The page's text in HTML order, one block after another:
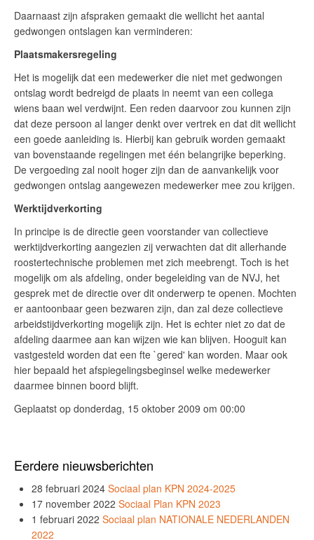
Daarnaast zijn afspraken gemaakt die wellicht het aantal
gedwongen ontslagen kan verminderen:
Plaatsmakersregeling
Het is mogelijk dat een medewerker die niet met gedwongen
ontslag wordt bedreigd de plaats in neemt van een collega
wiens baan wel verdwijnt. Een reden daarvoor zou kunnen zijn
dat deze persoon al langer denkt over vertrek en dat dit wellicht
een goede aanleiding is. Hierbij kan gebruik worden gemaakt
van bovenstaande regelingen met één belangrijke beperking.
De vergoeding zal nooit hoger zijn dan de aanvankelijk voor
gedwongen ontslag aangewezen medewerker mee zou krijgen.
Werktijdverkorting
In principe is de directie geen voorstander van collectieve
werktijdverkorting aangezien zij verwachten dat dit allerhande
roostertechnische problemen met zich meebrengt. Toch is het
mogelijk om als afdeling, onder begeleiding van de NVJ, het
gesprek met de directie over dit onderwerp te openen. Mochten
er aantoonbaar geen bezwaren zijn, dan zal deze collectieve
arbeidstijdverkorting mogelijk zijn. Het is echter niet zo dat de
afdeling daarmee aan kan wijzen wie kan blijven. Hooguit kan
vastgesteld worden dat een fte `gered' kan worden. Maar ook
hier bepaald het afspiegelingsbeginsel welke medewerker
daarmee binnen boord blijft.
Geplaatst op donderdag, 15 oktober 2009 om 00:00
Eerdere nieuwsberichten
28 februari 2024 Sociaal plan KPN 2024-2025
17 november 2022 Sociaal Plan KPN 2023
1 februari 2022 Sociaal plan NATIONALE NEDERLANDEN
2022